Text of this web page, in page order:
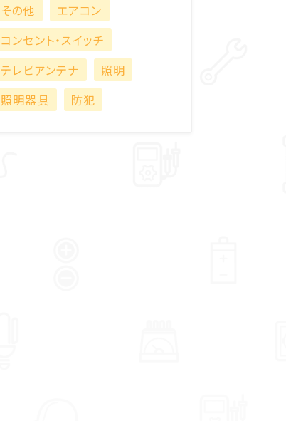
その他
エアコン
コンセント・スイッチ
テレビアンテナ
照明
照明器具
防犯